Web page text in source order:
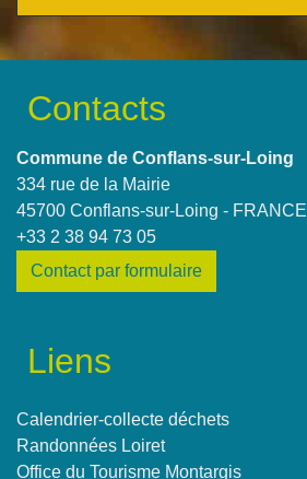
Contacts
Commune de Conflans-sur-Loing
334 rue de la Mairie
45700 Conflans-sur-Loing - FRANCE
+33 2 38 94 73 05
Contact par formulaire
Liens
Calendrier-collecte déchets
Randonnées Loiret
Office du Tourisme Montargis